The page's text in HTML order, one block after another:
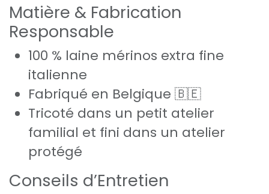
Matière & Fabrication
Responsable
100 % laine mérinos extra fine
italienne
Fabriqué en Belgique 🇧🇪
Tricoté dans un petit atelier
familial et fini dans un atelier
protégé
Conseils d’Entretien